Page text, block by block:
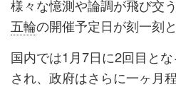
様々な憶測や論調が飛び交
五輪の開催予定日が刻一刻
国内では1月7日に2回目と
され、政府はさらに一ヶ月